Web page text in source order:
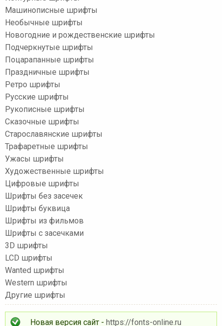
Новая версия сайт - https://fonts-online.ru
Машинописные шрифты
Необычные шрифты
Новогодние и рождественские шрифты
Подчеркнутые шрифты
Поцарапанные шрифты
Праздничные шрифты
Ретро шрифты
Русские шрифты
Рукописные шрифты
Сказочные шрифты
Старославянские шрифты
Трафаретные шрифты
Ужасы шрифты
Художественные шрифты
Цифровые шрифты
Шрифты без засечек
Шрифты буквица
Шрифты из фильмов
Шрифты с засечками
3D шрифты
LCD шрифты
Wanted шрифты
Western шрифты
Другие шрифты